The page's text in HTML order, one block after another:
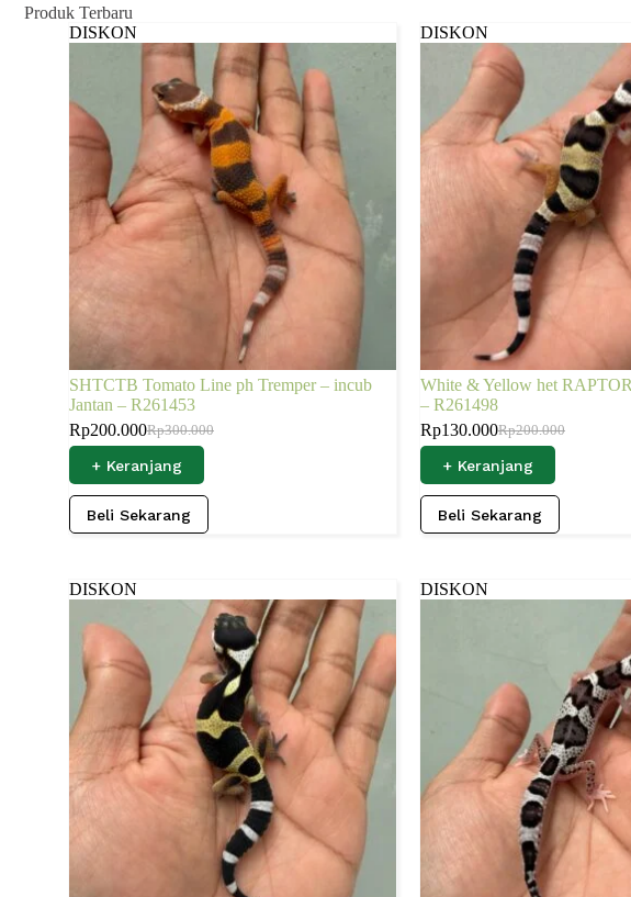
Produk Terbaru
DISKON
SHTCTB Tomato Line ph Tremper – incub
Jantan – R261453
Rp300.000
Rp200.000
+ Keranjang
Beli Sekarang
DISKON
White & Yellow het
– R261498
Rp200.000
Rp130.000
+ Keranjang
Beli Sekarang
DISKON DISKON